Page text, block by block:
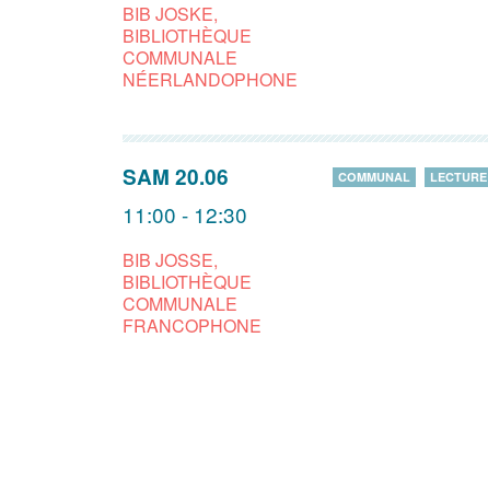
BIB JOSKE,
BIBLIOTHÈQUE
COMMUNALE
NÉERLANDOPHONE
SAM 20.06
11:00 - 12:30
BIB JOSSE,
BIBLIOTHÈQUE
COMMUNALE
FRANCOPHONE
COMMUNAL LECTURE